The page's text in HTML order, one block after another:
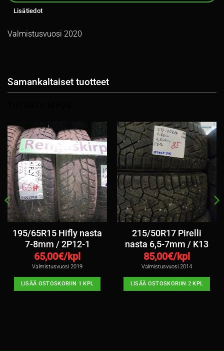
Lisätiedot
Valmistusvuosi 2020
Samankaltaiset tuotteet
195/65R15 Hifly nasta
7-8mm / 2P12-1
65,00€/kpl
Valmistusvuosi 2019
LISÄÄ OSTOSKORIIN 1 KPL
215/50R17 Pirelli
nasta 6,5-7mm / K13
85,00€/kpl
Valmistusvuosi 2014
LISÄÄ OSTOSKORIIN 2 KPL